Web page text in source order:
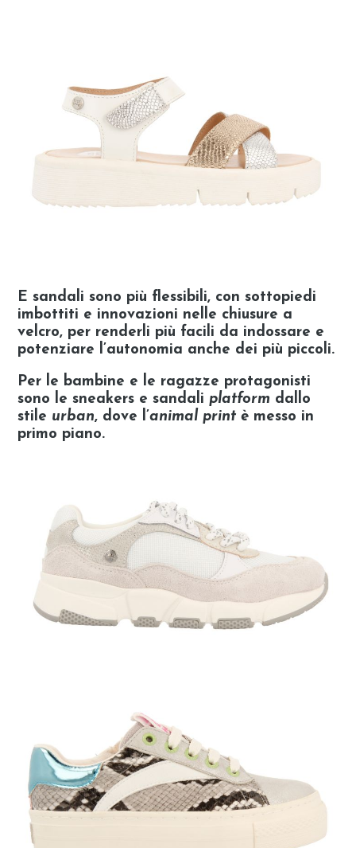
E sandali sono più flessibili, con sottopiedi
imbottiti e innovazioni nelle chiusure a
velcro, per renderli più facili da indossare e
potenziare l’autonomia anche dei più piccoli.
Per le bambine e le ragazze protagonisti
sono le sneakers e sandaliplatform dallo
stile urban, dove l’animal print è messo in
primo piano.